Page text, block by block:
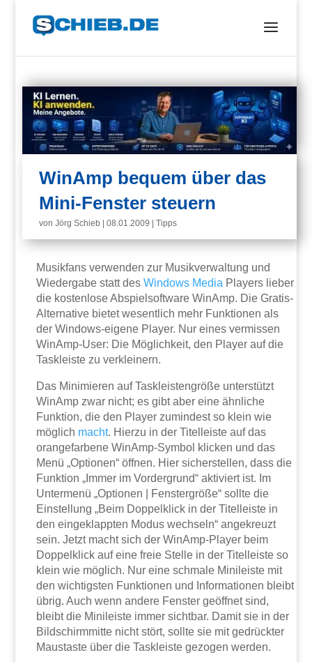
WinAmp bequem über das
Mini-Fenster steuern
vonJörg Schieb |08.01.2009 |Tipps
Musikfans verwenden zur Musikverwaltung und
Wiedergabe statt desWindows Media Players lieber
die kostenlose Abspielsoftware WinAmp. Die Gratis-
Alternative bietet wesentlich mehr Funktionen als
der Windows-eigene Player. Nur eines vermissen
WinAmp-User: Die Möglichkeit, den Player auf die
Taskleiste zu verkleinern.
Das Minimieren auf Taskleistengröße unterstützt
WinAmp zwar nicht; es gibt aber eine ähnliche
Funktion, die den Player zumindest so klein wie
möglich macht. Hierzu in der Titelleiste auf das
orangefarbene WinAmp-Symbol klicken und das
Menü „Optionen“ öffnen. Hier sicherstellen, dass die
Funktion „Immer im Vordergrund“ aktiviert ist. Im
Untermenü „Optionen | Fenstergröße“ sollte die
Einstellung „Beim Doppelklick in der Titelleiste in
den eingeklappten Modus wechseln“ angekreuzt
sein. Jetzt macht sich der WinAmp-Player beim
Doppelklick auf eine freie Stelle in der Titelleiste so
klein wie möglich. Nur eine schmale Minileiste mit
den wichtigsten Funktionen und Informationen bleibt
übrig. Auch wenn andere Fenster geöffnet sind,
bleibt die Minileiste immer sichtbar. Damit sie in der
Bildschirmmitte nicht stört, sollte sie mit gedrückter
Maustaste über die Taskleiste gezogen werden.